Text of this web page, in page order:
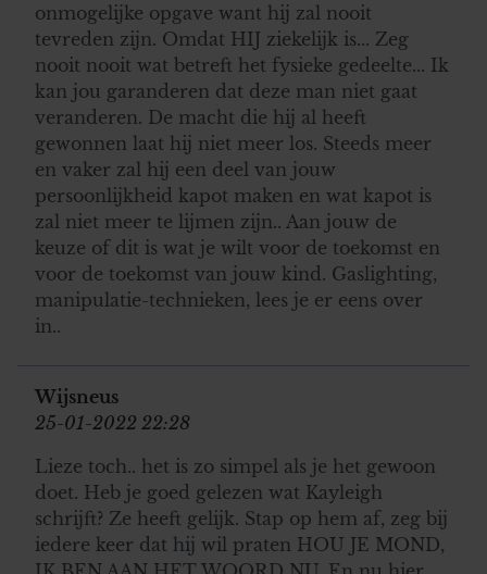
onmogelijke opgave want hij zal nooit
tevreden zijn. Omdat HIJ ziekelijk is... Zeg
nooit nooit wat betreft het fysieke gedeelte... Ik
kan jou garanderen dat deze man niet gaat
veranderen. De macht die hij al heeft
gewonnen laat hij niet meer los. Steeds meer
en vaker zal hij een deel van jouw
persoonlijkheid kapot maken en wat kapot is
zal niet meer te lijmen zijn.. Aan jouw de
keuze of dit is wat je wilt voor de toekomst en
voor de toekomst van jouw kind. Gaslighting,
manipulatie-technieken, lees je er eens over
in..
Wijsneus
25-01-2022 22:28
Lieze toch.. het is zo simpel als je het gewoon
doet. Heb je goed gelezen wat Kayleigh
schrijft? Ze heeft gelijk. Stap op hem af, zeg bij
iedere keer dat hij wil praten HOU JE MOND,